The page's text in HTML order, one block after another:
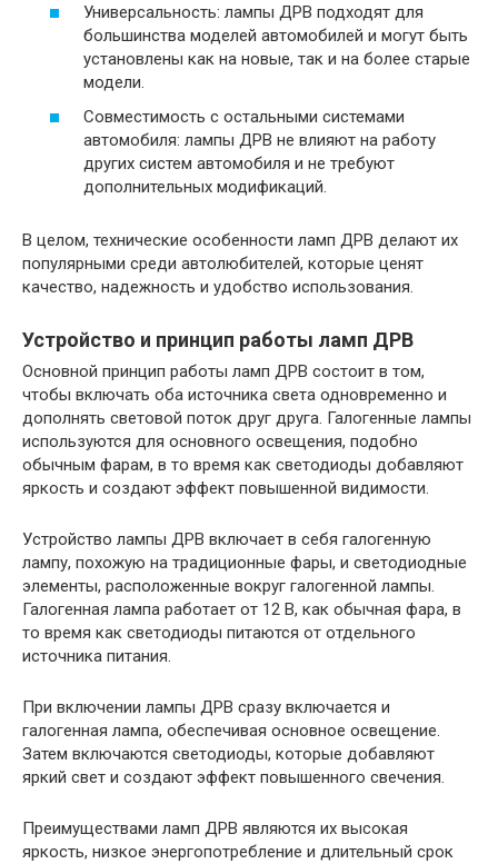
Универсальность: лампы ДРВ подходят для
большинства моделей автомобилей и могут быть
установлены как на новые, так и на более старые
модели.
Совместимость с остальными системами
автомобиля: лампы ДРВ не влияют на работу
других систем автомобиля и не требуют
дополнительных модификаций.
В целом, технические особенности ламп ДРВ делают их
популярными среди автолюбителей, которые ценят
качество, надежность и удобство использования.
Устройство и принцип работы ламп ДРВ
Основной принцип работы ламп ДРВ состоит в том,
чтобы включать оба источника света одновременно и
дополнять световой поток друг друга. Галогенные лампы
используются для основного освещения, подобно
обычным фарам, в то время как светодиоды добавляют
яркость и создают эффект повышенной видимости.
Устройство лампы ДРВ включает в себя галогенную
лампу, похожую на традиционные фары, и светодиодные
элементы, расположенные вокруг галогенной лампы.
Галогенная лампа работает от 12 В, как обычная фара, в
то время как светодиоды питаются от отдельного
источника питания.
При включении лампы ДРВ сразу включается и
галогенная лампа, обеспечивая основное освещение.
Затем включаются светодиоды, которые добавляют
яркий свет и создают эффект повышенного свечения.
Преимуществами ламп ДРВ являются их высокая
яркость, низкое энергопотребление и длительный срок